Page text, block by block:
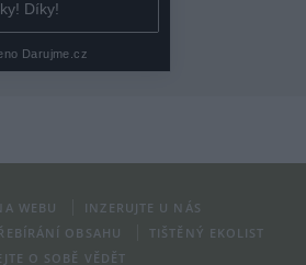
WEBU
INZERUJTE U NÁS
OBSAHU
TIŠTĚNÝ EKOLIST
O SOBĚ VĚDĚT